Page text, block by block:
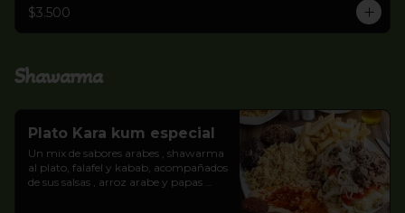
$3.500
Shawarma
Plato Kara kum especial
Un mix de sabores arabes , shawarma
al plato, falafel y kabab, acompañados
de sus salsas , arroz arabe y papas